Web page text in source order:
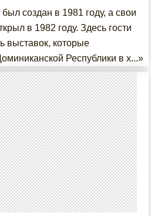
создан в 1981 году, а свои
в 1982 году. Здесь гости
выставок, которые
Республики в х...»